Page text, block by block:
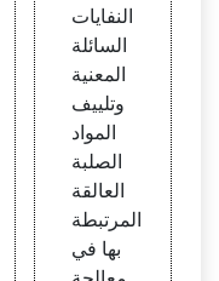
النفايات
السائلة
المعنية
وتلييف
المواد
الصلبة
العالقة
المرتبطة
بها في